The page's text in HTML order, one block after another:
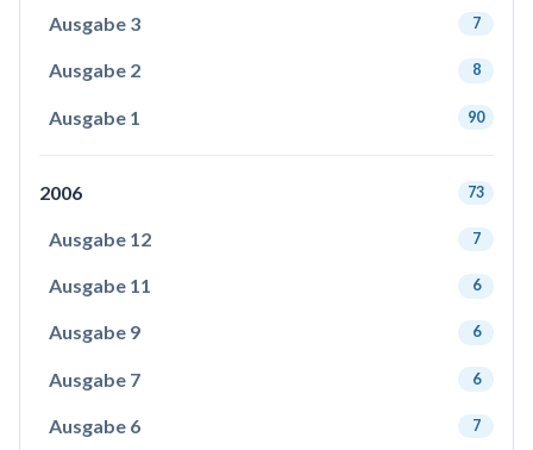
Ausgabe 3 7
Ausgabe 2 8
Ausgabe 1 90
2006 73
Ausgabe 12 7
Ausgabe 11 6
Ausgabe 9 6
Ausgabe 7 6
Ausgabe 6 7